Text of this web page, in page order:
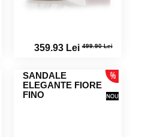
359.93 Lei499.90 Lei
SANDALE
ELEGANTE FIORE
FINO